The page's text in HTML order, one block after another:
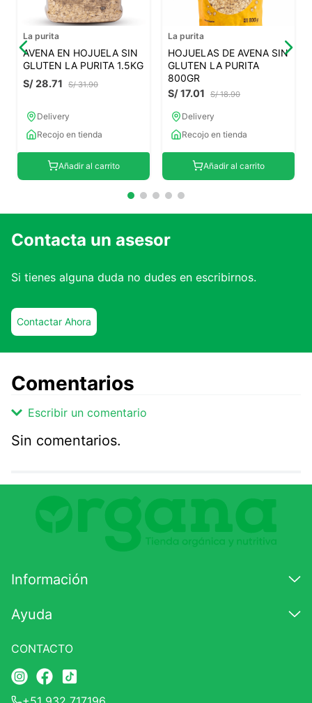
La purita
AVENA EN HOJUELA SIN
GLUTEN LA PURITA 1.5KG
S/ 31.90
S/28.71
Delivery
Recojo en tienda
Añadir al carrito
La purita
HOJUELAS DE AVENA SIN
GLUTEN LA PURITA
800GR
S/ 18.90
S/17.01
Delivery
Recojo en tienda
Añadir al carrito
Contacta un asesor
Si tienes alguna duda no dudes en escribirnos.
Contactar Ahora
Comentarios
Escribir un comentario
Comentario
Califique el producto de 1 a 5 estrellas
★★★
Correo electrónico
Sin comentarios.
Información
Ayuda
CONTACTO